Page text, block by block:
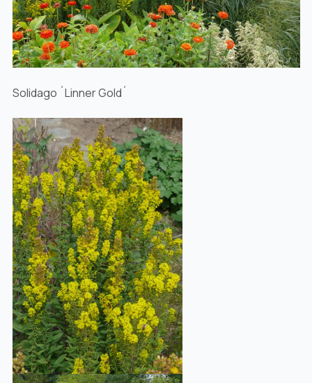
Solidago ´Linner Gold´